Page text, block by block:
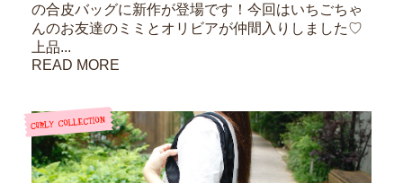
の合皮バッグに新作が登場です！今回はいちごちゃ
んのお友達のミミとオリビアが仲間入りしました♡
上品...
READ MORE